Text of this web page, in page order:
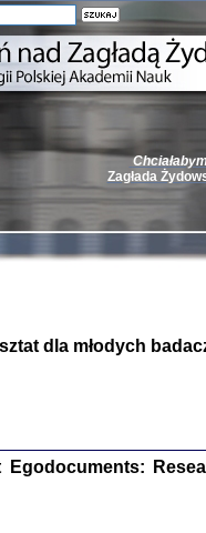
Zagłada
Natalia Aleksiun,
Deborah Dash
Turski, Laurence
dla młodych